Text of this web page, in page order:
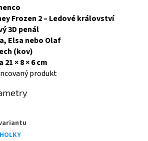
Frozen 2 – Ledové království
3D penál
Elsa nebo Olaf
(kov)
21 × 8 × 6 cm
produkt